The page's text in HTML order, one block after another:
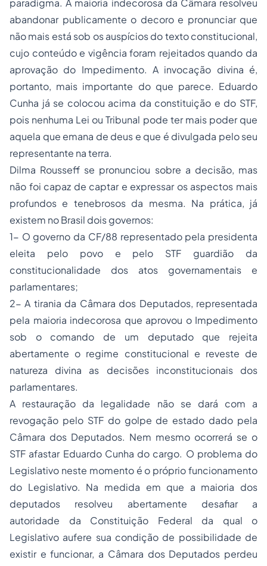
paradigma. A maioria indecorosa da Câmara resolveu
abandonar publicamente o decoro e pronunciar que
não mais está sob os auspícios do texto constitucional,
cujo conteúdo e vigência foram rejeitados quando da
aprovação do Impedimento. A invocação divina é,
portanto, mais importante do que parece. Eduardo
Cunha já se colocou acima da constituição e do STF,
pois nenhuma Lei ou Tribunal pode ter mais poder que
aquela que emana de deus e que é divulgada pelo seu
representante na terra.
Dilma Rousseff se pronunciou sobre a decisão, mas
não foi capaz de captar e expressar os aspectos mais
profundos e tenebrosos da mesma. Na prática, já
existem no Brasil dois governos:
1- O governo da CF/88 representado pela presidenta
eleita pelo povo e pelo STF guardião da
constitucionalidade dos atos governamentais e
parlamentares;
2- A tirania da Câmara dos Deputados, representada
pela maioria indecorosa que aprovou o Impedimento
sob o comando de um deputado que rejeita
abertamente o regime constitucional e reveste de
natureza divina as decisões inconstitucionais dos
parlamentares.
A restauração da legalidade não se dará com a
revogação pelo STF do golpe de estado dado pela
Câmara dos Deputados. Nem mesmo ocorrerá se o
STF afastar Eduardo Cunha do cargo. O problema do
Legislativo neste momento é o próprio funcionamento
do Legislativo. Na medida em que a maioria dos
deputados resolveu abertamente desafiar a
autoridade da Constituição Federal da qual o
Legislativo aufere sua condição de possibilidade de
existir e funcionar, a Câmara dos Deputados perdeu